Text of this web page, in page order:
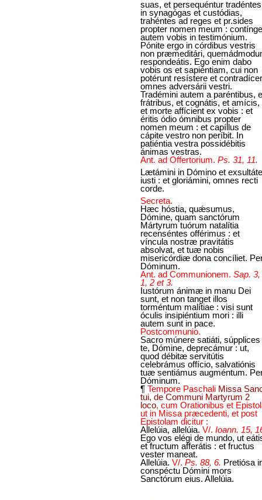
suas, et persequéntur tradéntes
in synagógas et custódias,
trahéntes ad reges et pr.sides
propter nomen meum :
autem vobis in testimónium.
Pónite ergo in córdibus vestris
non præmeditári,
respondeátis. Ego enim dabo
vobis os et sapiéntiam, cui non
potérunt resístere et
omnes adversárii vestri.
Tradémini autem a paréntibus,
frátribus, et cognátis, et amícis,
et morte affícient ex vobis : et
éritis ódio ómnibus propter
nomen meum : et capíllus de
cápite vestro non períbit. In
patiéntia vestra possidébitis
ánimas vestras.
Ant. ad Offertorium. Ps. 31, 11.
Lætámini in Dómino et
iusti : et gloriámini, omnes recti
corde.
Secreta.
Hæc hóstia, quǽsumus,
Dómine, quam sanctórum
Mártyrum tuórum natalítia
recenséntes offérimus : et
víncula nostræ pravitátis
absolvat, et tuæ nobis
misericórdiæ dona concíliet.
Dóminum.
Ant. ad Communionem. Sap. 3,
1, 2 et 3.
Iustórum ánimæ in manu Dei
sunt, et non tanget illos
torméntum malítiae : visi sunt
óculis insipiéntium mori : illi
autem sunt in pace.
Postcommunio.
Sacro múnere satiáti, súpplices
te, Dómine, deprecámur : ut,
quod débitæ servitútis
celebrámus offício, salvatiónis
tuæ sentiámus augméntum.
Dóminum.
¶ Tempore Paschali Missa
tui, de Communi Martyrum 2
loco, cum Orationibus et
ut in Missa præcedenti, et post
Epistolam dicitur :
Allelúia, allelúia. V/. Ioann. 15,
Ego vos elégi de mundo, ut
et fructum afferátis : et fructus
vester maneat.
Allelúia. V/. Ps. 88, 6. Pretiósa
conspéctu Dómini mors
Sanctórum eius. Allelúia.